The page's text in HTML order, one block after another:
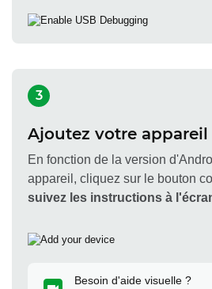
3
Ajoutez votre appareil
En fonction de la version
appareil, cliquez sur le bouton
suivez les instructions à
Besoin d'aide visuelle ?